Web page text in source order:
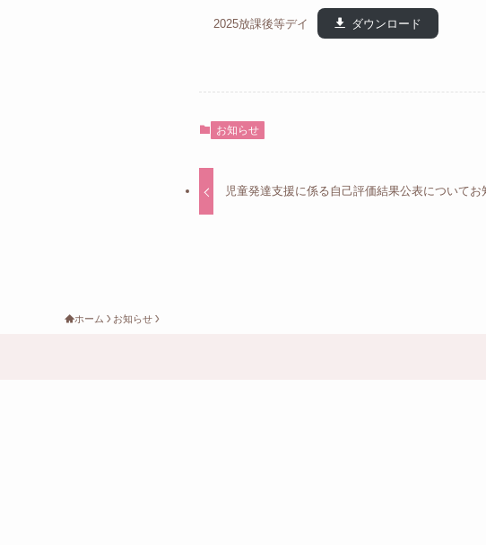
2025放課後等デイ ダウンロード
お知らせ
児童発達支援に係る自己評価結果公表についてお
ホーム お知らせ